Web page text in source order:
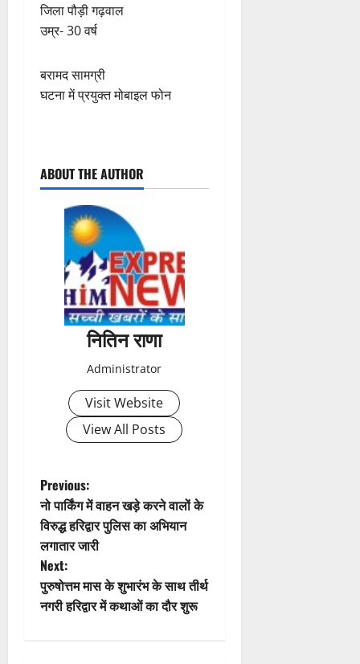
जिला पौड़ी गढ़वाल
उम्र- 30 वर्ष
बरामद सामग्री
घटना में प्रयुक्त मोबाइल फोन
o
t
i
o
n
ABOUT THE AUTHOR
नितिन राणा
Administrator
Visit Website
View All Posts
P
o
s
t
Previous:
नो पार्किंग में वाहन खड़े करने वालों के
विरुद्ध हरिद्वार पुलिस का अभियान
लगातार जारी
Next:
पुरुषोत्तम मास के शुभारंभ के साथ तीर्थ
नगरी हरिद्वार में कथाओं का दौर शुरू